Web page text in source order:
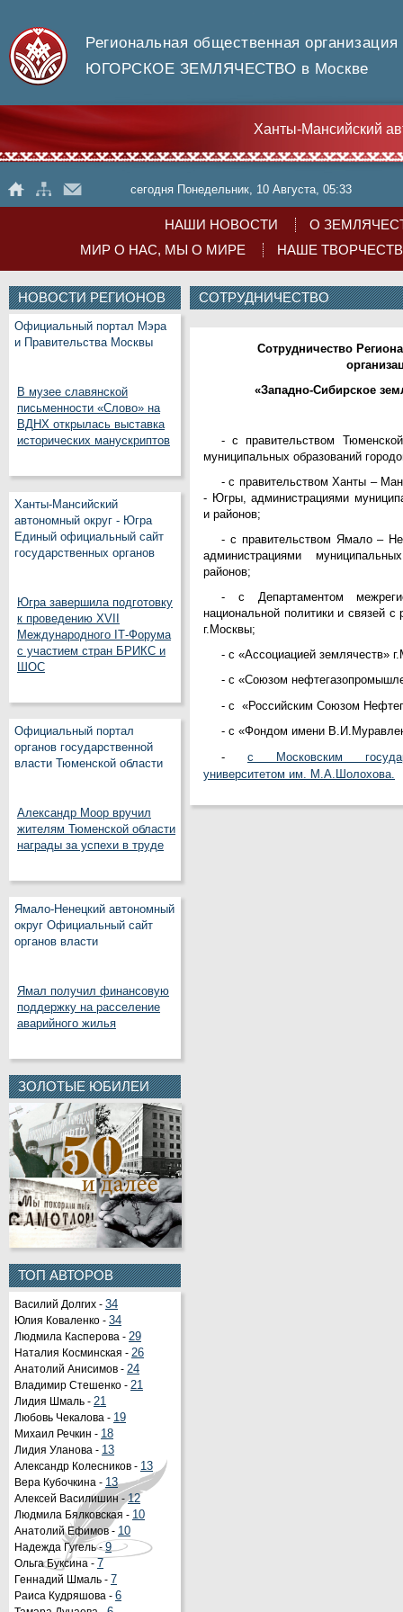
Региональная общественная организация
ЮГОРСКОЕ ЗЕМЛЯЧЕСТВО в Москве
Ханты-Мансийский
сегодня Понедельник, 10 Августа, 05:33
НАШИ НОВОСТИ
О
МИР О НАС, МЫ О МИРЕ
НАШЕ
НОВОСТИ РЕГИОНОВ
Официальный портал Мэра
и Правительства Москвы
В музее славянской
письменности «Слово» на
ВДНХ открылась выставка
исторических манускриптов
Ханты-Мансийский
автономный округ - Югра
Единый официальный сайт
государственных органов
Югра завершила подготовку
к проведению XVII
Международного IT‑Форума
с участием стран БРИКС и
ШОС
Официальный портал
органов государственной
власти Тюменской области
Александр Моор вручил
жителям Тюменской области
награды за успехи в труде
Ямало-Ненецкий автономный
округ Официальный сайт
органов власти
Ямал получил финансовую
поддержку на расселение
аварийного жилья
ЗОЛОТЫЕ ЮБИЛЕИ
ТОП АВТОРОВ
Василий Долгих - 34
Юлия Коваленко - 34
Людмила Касперова - 29
Наталия Косминская - 26
Анатолий Анисимов - 24
Владимир Стешенко - 21
Лидия Шмаль - 21
Любовь Чекалова - 19
Михаил Речкин - 18
Лидия Уланова - 13
Александр Колесников - 13
Вера Кубочкина - 13
Алексей Василишин -12
Людмила Бялковская - 10
Анатолий Ефимов - 10
Надежда Гугель -9
Ольга Буксина - 7
Геннадий Шмаль - 7
Раиса Кудряшова - 6
СОТРУДНИЧЕСТВО
Сотрудничество
«Западно-Сибирское
- с правительством
муниципальных образований
- с правительством Ханты –
- Югры, администрациями
и районов;
- с правительством Ямало –
администрациями
районов;
- с Департаментом
национальной политики и связей с
г.Москвы;
- с «Ассоциацией землячеств»
- с «Союзом
- с «Российским Союзом
- с «Фондом имени
- с Московским
университетом им. М.А.Шолохова.